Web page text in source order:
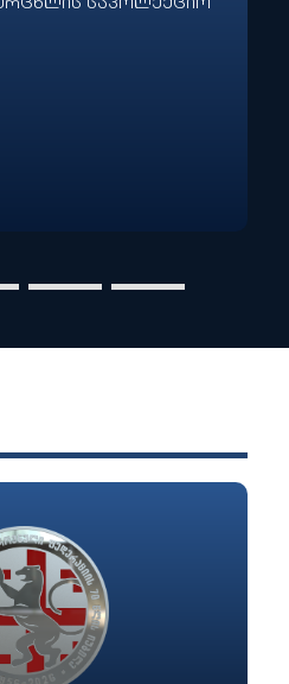
საკოლექციო